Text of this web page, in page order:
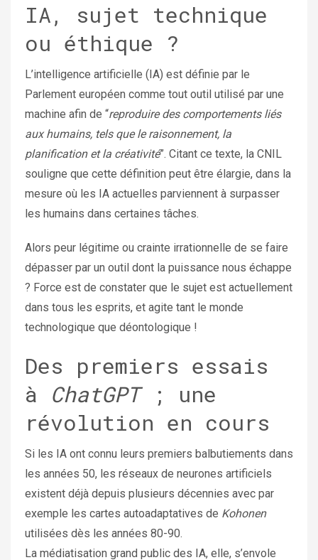
IA, sujet technique
ou éthique ?
L’intelligence artificielle (IA) est définie par le
Parlement européen comme tout outil utilisé par une
machine afin de “reproduire des comportements liés
aux humains, tels que le raisonnement, la
planification et la créativité”. Citant ce texte, la CNIL
souligne que cette définition peut être élargie, dans la
mesure où les IA actuelles parviennent à surpasser
les humains dans certaines tâches.
Alors peur légitime ou crainte irrationnelle de se faire
dépasser par un outil dont la puissance nous échappe
? Force est de constater que le sujet est actuellement
dans tous les esprits, et agite tant le monde
technologique que déontologique !
Des premiers essais
à ChatGPT; une
révolution en cours
Si les IA ont connu leurs premiers balbutiements dans
les années 50, les réseaux de neurones artificiels
existent déjà depuis plusieurs décennies avec par
exemple les cartes autoadaptatives de Kohonen
utilisées dès les années 80-90.
La médiatisation grand public des IA, elle, s’envole